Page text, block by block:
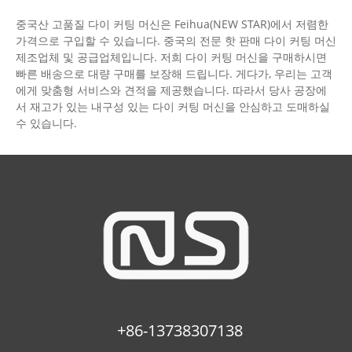
중국산 고품질 다이 커팅 머신은 Feihua(NEW STAR)에서 저렴한
가격으로 구입할 수 있습니다. 중국의 전문 핫 판매 다이 커팅 머신
제조업체 및 공급업체입니다. 저희 다이 커팅 머신을 구매하시면
빠른 배송으로 대량 구매를 보장해 드립니다. 게다가, 우리는 고객
에게 맞춤형 서비스와 견적을 제공했습니다. 따라서 당사 공장에
서 재고가 있는 내구성 있는 다이 커팅 머신을 안심하고 도매하실
수 있습니다.
+86-13738307138